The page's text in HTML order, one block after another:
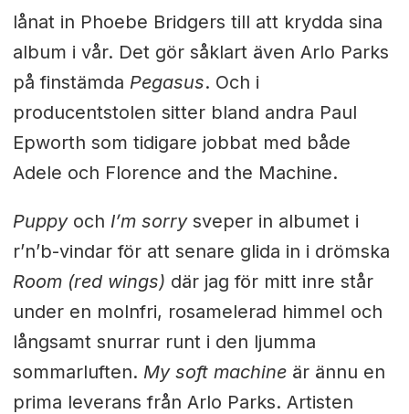
lånat in Phoebe Bridgers till att krydda sina
album i vår. Det gör såklart även Arlo Parks
på finstämda Pegasus. Och i
producentstolen sitter bland andra Paul
Epworth som tidigare jobbat med både
Adele och Florence and the Machine.
Puppyoch I’m sorrysveper in albumet i
r’n’b-vindar för att senare glida in i drömska
Room (red wings) där jag för mitt inre står
under en molnfri, rosamelerad himmel och
långsamt snurrar runt i den ljumma
sommarluften. My soft machineär ännu en
prima leverans från Arlo Parks. Artisten